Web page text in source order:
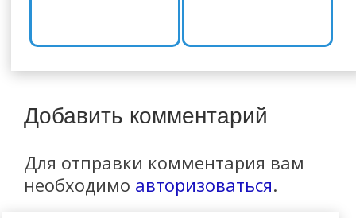
Добавить комментарий
Для отправки комментария вам
необходимо авторизоваться.